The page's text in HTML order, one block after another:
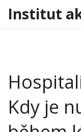
Institut
Kdy je